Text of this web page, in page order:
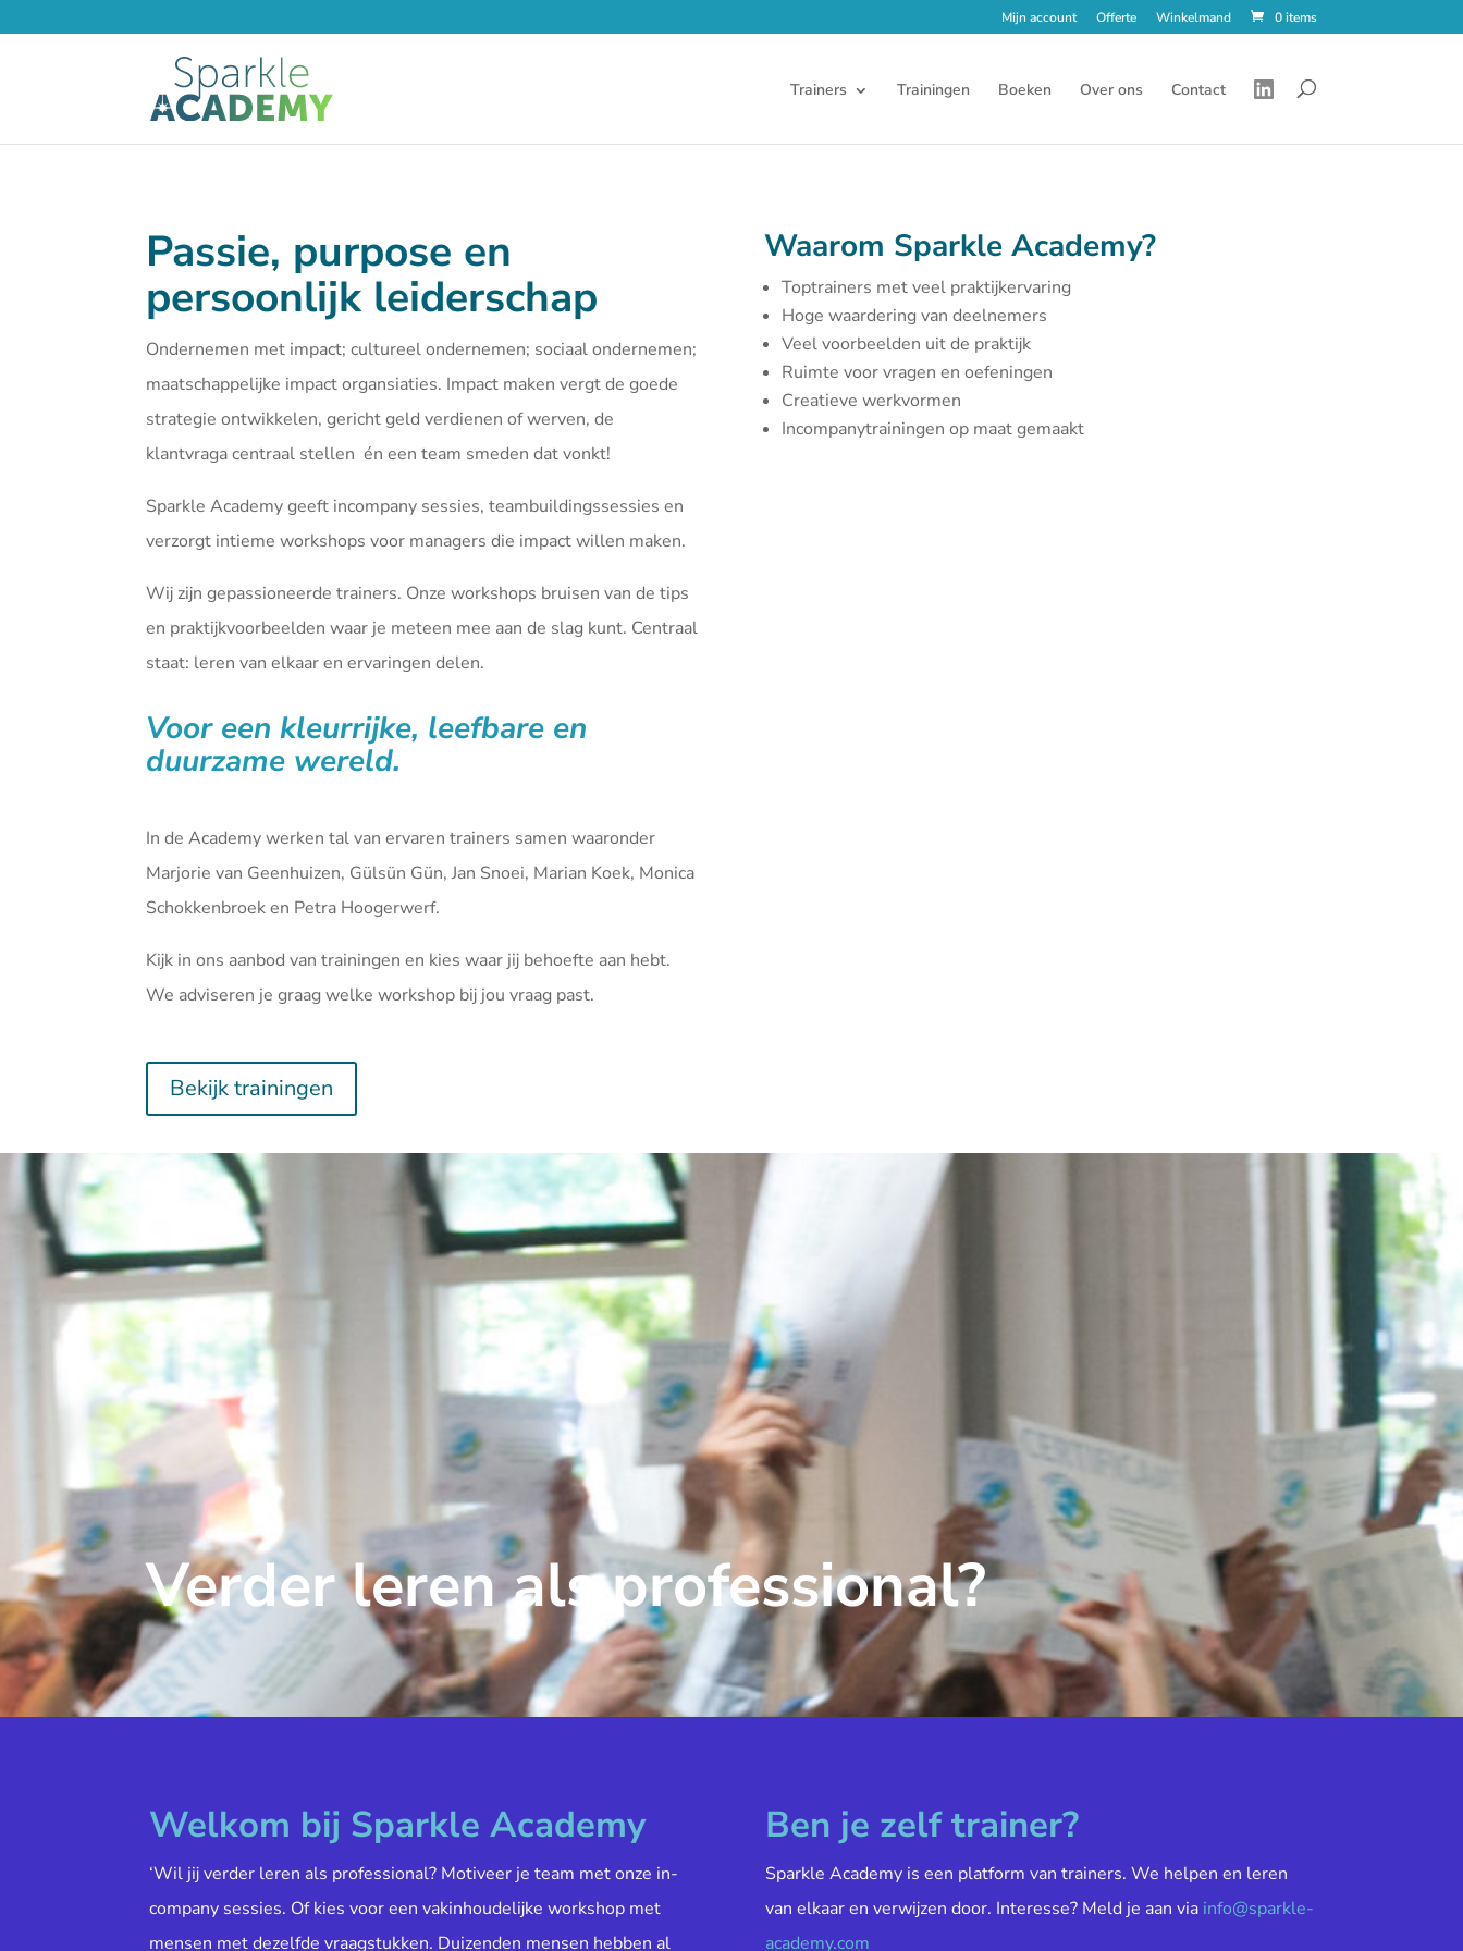
Mijn account Offerte Winkelmand 0 items
Trainers Trainingen Boeken Over ons Contact
Passie, purpose en
persoonlijk leiderschap
Ondernemen met impact; cultureel ondernemen; sociaal ondernemen;
maatschappelijke impact organsiaties. Impact maken vergt de goede
strategie ontwikkelen, gericht geld verdienen of werven, de
klantvraga centraal stellen én een team smeden dat vonkt!
Sparkle Academy geeft incompany sessies, teambuildingssessies en
verzorgt intieme workshops voor managers die impact willen maken.
Wij zijn gepassioneerde trainers. Onze workshops bruisen van de tips
en praktijkvoorbeelden waar je meteen mee aan de slag kunt. Centraal
staat: leren van elkaar en ervaringen delen.
Voor een kleurrijke, leefbare en
duurzame wereld.
In de Academy werken tal van ervaren trainers samen waaronder
Marjorie van Geenhuizen, Gülsün Gün, Jan Snoei, Marian Koek, Monica
Schokkenbroek en Petra Hoogerwerf.
Kijk in ons aanbod vantrainingen en kies waar jij behoefte aan hebt.
We adviseren je graag welke workshop bij jou vraag past.
Bekijk trainingen
Waarom Sparkle Academy?
Toptrainers met veel praktijkervaring
Hoge waardering van deelnemers
Veel voorbeelden uit de praktijk
Ruimte voor vragen en oefeningen
Creatieve werkvormen
Incompanytrainingen op maat gemaakt
Verder leren als professional?
Welkom bij Sparkle Academy
‘Wil jij verder leren als professional? Motiveer je team met onze in-
company sessies. Of kies voor een vakinhoudelijke workshop met
mensen met dezelfde vraagstukken. Duizenden mensen hebben al
Ben je zelf trainer?
Sparkle Academy is een platform van trainers. We helpen en leren
van elkaar en verwijzen door. Interesse? Meld je aan via info@sparkle-
academy.com